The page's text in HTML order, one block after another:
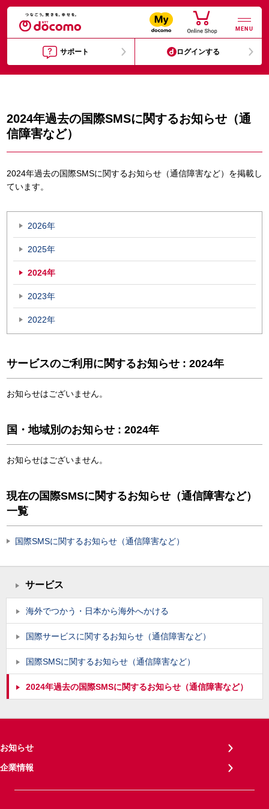
MENU
サポート ログインする
2024年過去の国際SMSに関するお知らせ（通
信障害など）
2024年過去の国際SMSに関するお知らせ（通信障害など）を掲載し
ています。
2026年
2025年
2024年
2023年
2022年
サービスのご利用に関するお知らせ : 2024年
お知らせはございません。
国・地域別のお知らせ : 2024年
お知らせはございません。
現在の国際SMSに関するお知らせ（通信障害など）
一覧
国際SMSに関するお知らせ（通信障害など）
サービス
海外でつかう・日本から海外へかける
国際サービスに関するお知らせ（通信障害など）
国際SMSに関するお知らせ（通信障害など）
2024年過去の国際SMSに関するお知らせ（通信障害など）
お知らせ
企業情報